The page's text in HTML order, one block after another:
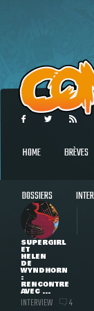
HOME BRÈVES
DOSSIERS
SUPERGIRL
ET
HELEN
DE
WYNDHORN
:
RENCONTRE
AVEC ...
INTERVIEW 4